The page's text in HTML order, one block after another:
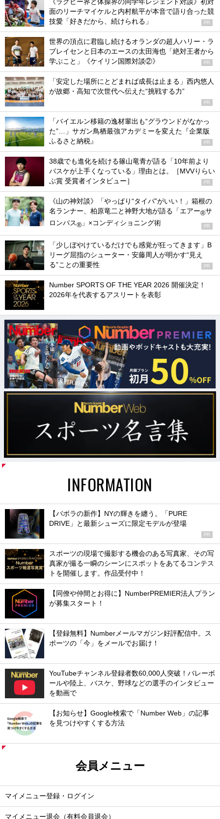
《ラグビー界と体操界の同学年レジェンド対談》初対
面のリーチマイケルと内村航平が本音で語り合った競
技愛「好きだから、続けられる」
PR
世界の頂点に君臨し続けるオランダの超人ハリー・ラ
ブレイセンと日本のエースの太田海也「絶対王者から
学ぶこと」《ケイリン国際対談②》
PR
「安定した場所にとどまれば成長は止まる」西内悠人
が故郷・高知で次世代へ伝えた“挑戦する力”
PR
「バイエルン移籍の逸材輩出も“グラウンドがなかっ
た”…」サガン鳥栖最強アカデミーを変えた『企業版
ふるさと納税』
PR
38歳でも進化を続ける篠山竜青が語る「10年前より
バスケが上手くなっている」理由とは。［MVVりらい
ぶ賞 受賞者インタビュー］
PR
《山の神対談》「やっぱり“タイパ”がいい！」箱根の
名ランナー、柏原竜二と神野大地が語る「エアー®サ
ロンパス® 」×コンディショニング術 PR
「少しぼやけているだけでも感覚が狂ってきます」B
リーグ屈指のシューター・安藤周人が明かす“見え
る”ことの重要性
PR
Number SPORTS OF THE YEAR 2026 開催決定！
2026年を代表するアスリートを表彰
INFORMATION
【バボラの新作】NYの輝きを纏う。「PURE
DRIVE」と最新シューズに限定モデルが登場
PR
スポーツの現場で撮影する機会のある写真家、その写
真家が撮る一瞬のシーンにスポットをあてるコンテス
トを開催します。作品受付中！
【同僚や仲間とお得に】NumberPREMIER法人プラン
が募集スタート！
【登録無料】Numberメールマガジン好評配信中。ス
ポーツの「今」をメールでお届け！
YouTubeチャンネル登録者数60,000人突破！バレーボ
ールや陸上、バスケ、野球などの選手のインタビュー
を動画で
【お知らせ】Google検索で「Number Web」の記事
を見つけやすくする方法
会員メニュー
マイメニュー登録・ログイン
マイメニュー退会（有料会員退会）